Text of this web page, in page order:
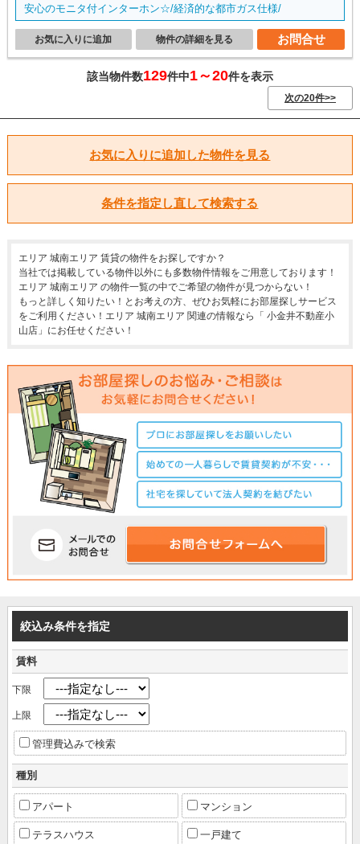
安心のモニタ付インターホン☆/経済的な都市ガス仕様/
お問合せ
物件の詳細を見る
お気に入りに追加
該当物件数129件中1～20件を表示
次の20件>>
お気に入りに追加した物件を見る
条件を指定し直して検索する
エリア 城南エリア 賃貸の物件をお探しですか？
当社では掲載している物件以外にも多数物件情報をご用意しております！
エリア 城南エリア の物件一覧の中でご希望の物件が見つからない！
もっと詳しく知りたい！とお考えの方、ぜひお気軽にお部屋探しサービス
をご利用ください！エリア 城南エリア 関連の情報なら「 小金井不動産小
山店」にお任せください！
絞込み条件を指定
賃料
下限
上限
管理費込みで検索
種別
アパート マンション
テラスハウス 一戸建て